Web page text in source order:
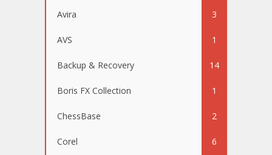
Avira 3
AVS 1
Backup & Recovery 14
Boris FX Collection 1
ChessBase 2
Corel 6